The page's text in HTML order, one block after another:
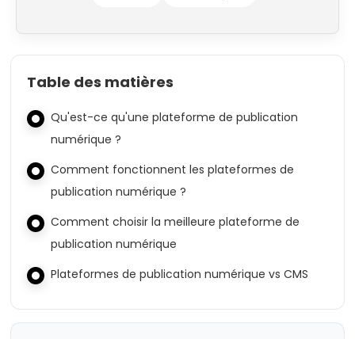
Table des matières
Qu'est-ce qu'une plateforme de publication
numérique ?
Comment fonctionnent les plateformes de
publication numérique ?
Comment choisir la meilleure plateforme de
publication numérique
Plateformes de publication numérique vs CMS